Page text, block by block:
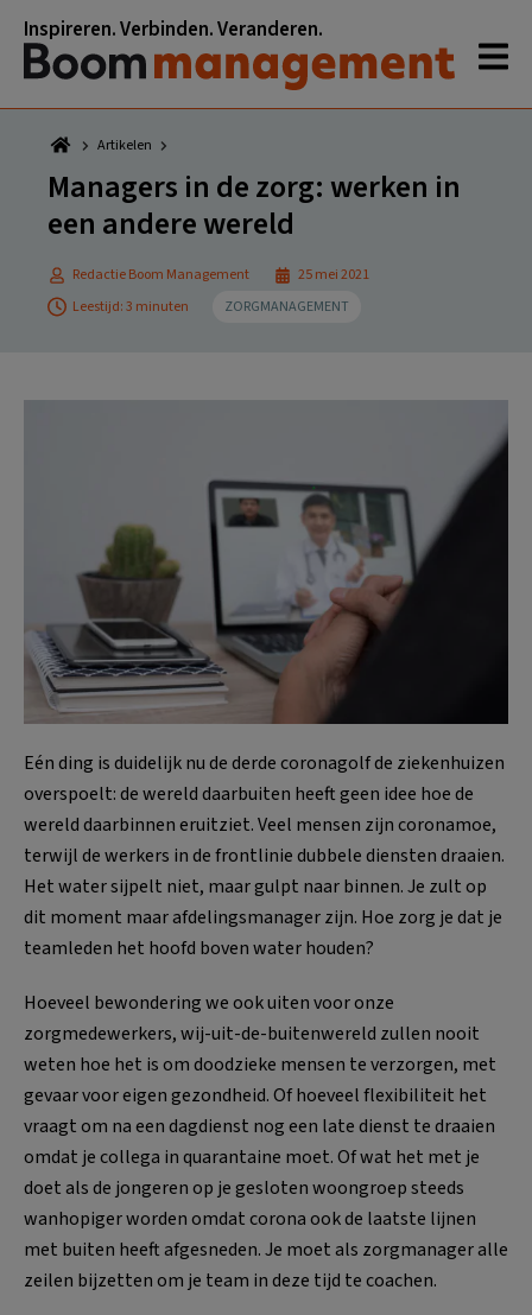
naar
hoofdnavigatie
naar
hoofd
inhoud
naar
eerste
sidebar
naar
voettekst
Inspireren. Verbinden. Veranderen.
Artikelen
Managers in de zorg: werken in
een andere wereld
Redactie Boom Management
25 mei 2021
Leestijd: 3 minuten
ZORGMANAGEMENT
Eén ding is duidelijk nu de derde coronagolf de ziekenhuizen
overspoelt: de wereld daarbuiten heeft geen idee hoe de
wereld daarbinnen eruitziet. Veel mensen zijn coronamoe,
terwijl de werkers in de frontlinie dubbele diensten draaien.
Het water sijpelt niet, maar gulpt naar binnen. Je zult op
dit moment maar afdelingsmanager zijn. Hoe zorg je dat je
teamleden het hoofd boven water houden?
Hoeveel bewondering we ook uiten voor onze
zorgmedewerkers, wij-uit-de-buitenwereld zullen nooit
weten hoe het is om doodzieke mensen te verzorgen, met
gevaar voor eigen gezondheid. Of hoeveel flexibiliteit het
vraagt om na een dagdienst nog een late dienst te draaien
omdat je collega in quarantaine moet. Of wat het met je
doet als de jongeren op je gesloten woongroep steeds
wanhopiger worden omdat corona ook de laatste lijnen
met buiten heeft afgesneden. Je moet als zorgmanager alle
zeilen bijzetten om je team in deze tijd te coachen.